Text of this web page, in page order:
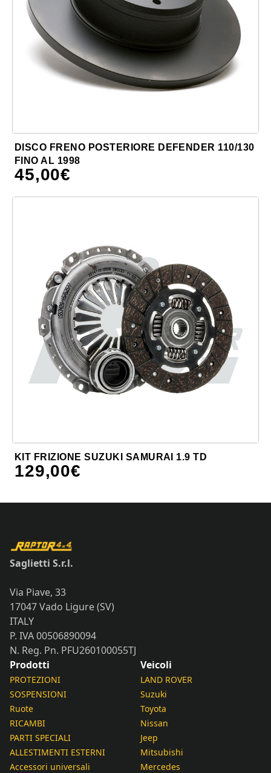
DISCO FRENO POSTERIORE DEFENDER 110/130
FINO AL 1998
45,00€
KIT FRIZIONE SUZUKI SAMURAI 1.9 TD
129,00€
Saglietti S.r.l.
Via Piave, 33
17047 Vado Ligure (SV)
ITALY
P. IVA 00506890094
N. Reg. Pn. PFU260100055TJ
Prodotti
PROTEZIONI
SOSPENSIONI
Ruote
RICAMBI
PARTI SPECIALI
ALLESTIMENTI ESTERNI
Accessori universali
Veicoli
LAND ROVER
Suzuki
Toyota
Nissan
Jeep
Mitsubishi
Mercedes